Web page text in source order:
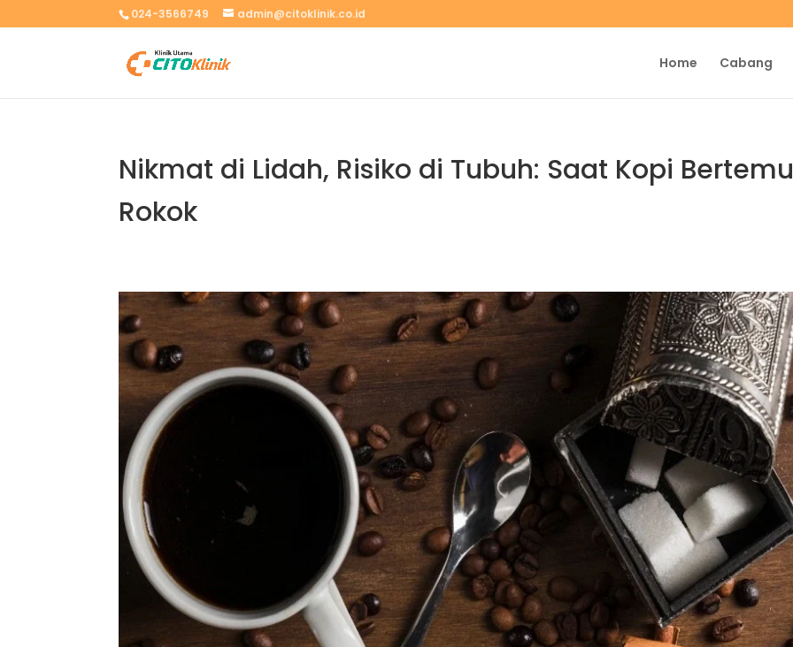
024-3566749 admin@citoklinik.co.id
Home Cabang
Nikmat di Lidah, Risiko di Tubuh: Saat Kopi Bertemu
Rokok